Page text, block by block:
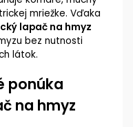
mriežke. Vďaka
lapač na hmyz
bez nutnosti
látok.
ponúka
na hmyz